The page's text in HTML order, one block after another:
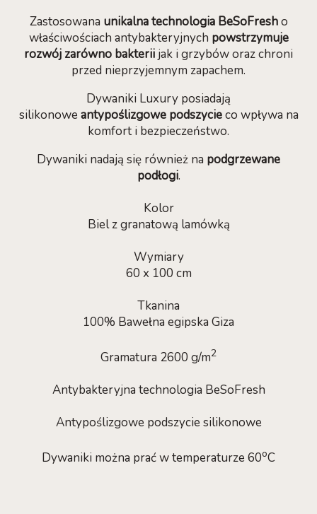
Zastosowana unikalna technologia BeSoFresho
właściwościach antybakteryjnych powstrzymuje
rozwój zarówno bakterii jak i grzybów oraz chroni
przed nieprzyjemnym zapachem.
Dywaniki Luxury posiadają
silikonowe antypoślizgowe podszycieco wpływa na
komfort i bezpieczeństwo.
Dywaniki nadają się również na podgrzewane
podłogi.
Kolor
Biel z granatową lamówką
Wymiary
60 x 100 cm
Tkanina
100% Bawełna egipska Giza
Gramatura 2600 g/m2
Antybakteryjna technologia BeSoFresh
Antypoślizgowe podszycie silikonowe
Dywaniki można prać w temperaturze 60oC